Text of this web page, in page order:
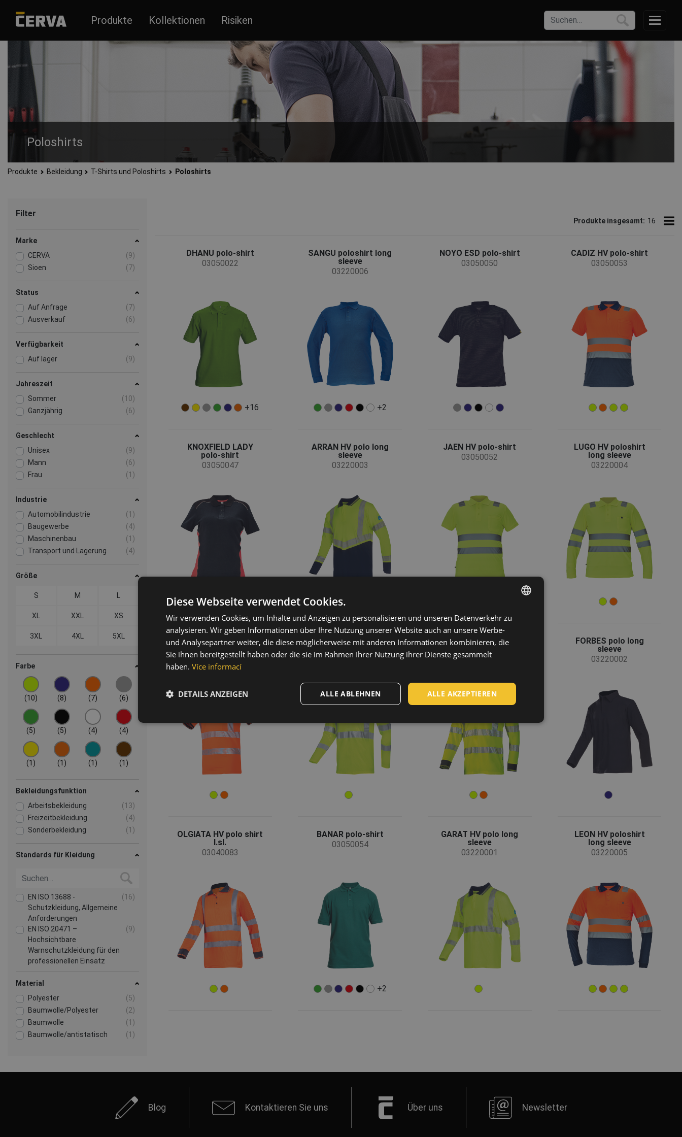
Produkte Kollektionen Risiken
Poloshirts
Men’s polo shirts suitable for work and spare time with short or long sleeves and button fastenings.
Produkte Bekleidung T-Shirts und Poloshirts Poloshirts
Filter
Marke
CERVA
(9)
Sioen
(7)
Status
Auf Anfrage
(7)
Ausverkauf
(6)
Verfügbarkeit
Auf lager
(9)
Jahreszeit
Sommer
(10)
Ganzjährig
(6)
Geschlecht
Unisex
(9)
Mann
(6)
Frau
(1)
Industrie
Automobilindustrie
(1)
Baugewerbe
(4)
Maschinenbau
(1)
Transport und Lagerung
(4)
Größe
S M L
XL XXL XS
3XL 4XL 5XL
Farbe
(10) (8) (7) (6)
(5) (5) (4) (4)
(1) (1) (1) (1)
Bekleidungsfunktion
Arbeitsbekleidung
(13)
Freizeitbekleidung
(4)
Sonderbekleidung
(1)
Standards für Kleidung
EN ISO 13688 -
Schutzkleidung, Allgemeine
Anforderungen
(16)
EN ISO 20471 –
Hochsichtbare
Warnschutzkleidung für den
professionellen Einsatz
(9)
EN 1149 - Schutzkleidung -
Elektrostatische
EN ISO 14116 –
Schutzkleidung gegen Hitze
und Flammen
(3)
Material
Polyester
(5)
Baumwolle/Polyester
(2)
Baumwolle
(1)
Baumwolle/antistatisch
(1)
Produkte insgesamt: 16
DHANU polo-shirt
03050022
+16
SANGU poloshirt long
sleeve
03220006
+2
NOYO ESD polo-shirt
03050050
CADIZ HV polo-shirt
03050053
KNOXFIELD LADY
polo-shirt
03050047
ARRAN HV polo long
sleeve
03220003
JAEN HV polo-shirt
03050052
LUGO HV poloshirt
long sleeve
03220004
Tiola HV polo shirt
03050046
ELGIN ARC polo long
03220007
CASBAS HV poloshirt
long sleeve
03220009
FORBES polo long
sleeve
03220002
OLGIATA HV polo shirt
l.sl.
03040083
BANAR polo-shirt
03050054
+2
GARAT HV polo long
sleeve
03220001
LEON HV poloshirt
long sleeve
03220005
Blog Kontaktieren Sie uns Über uns Newsletter
ENGLISH
CZECH
ROMANIAN
DUTCH
LATVIAN
SPANISH
Diese Webseite verwendet Cookies.
Wir verwenden Cookies, um Inhalte und Anzeigen zu personalisieren und unseren Datenverkehr zu
analysieren. Wir geben Informationen über Ihre Nutzung unserer Website auch an unsere Werbe-
und Analysepartner weiter, die diese möglicherweise mit anderen Informationen kombinieren, die
Sie ihnen bereitgestellt haben oder die sie im Rahmen Ihrer Nutzung ihrer Dienste gesammelt
haben. Více informací
ALLE AKZEPTIEREN
ALLE ABLEHNEN
DETAILS ANZEIGEN